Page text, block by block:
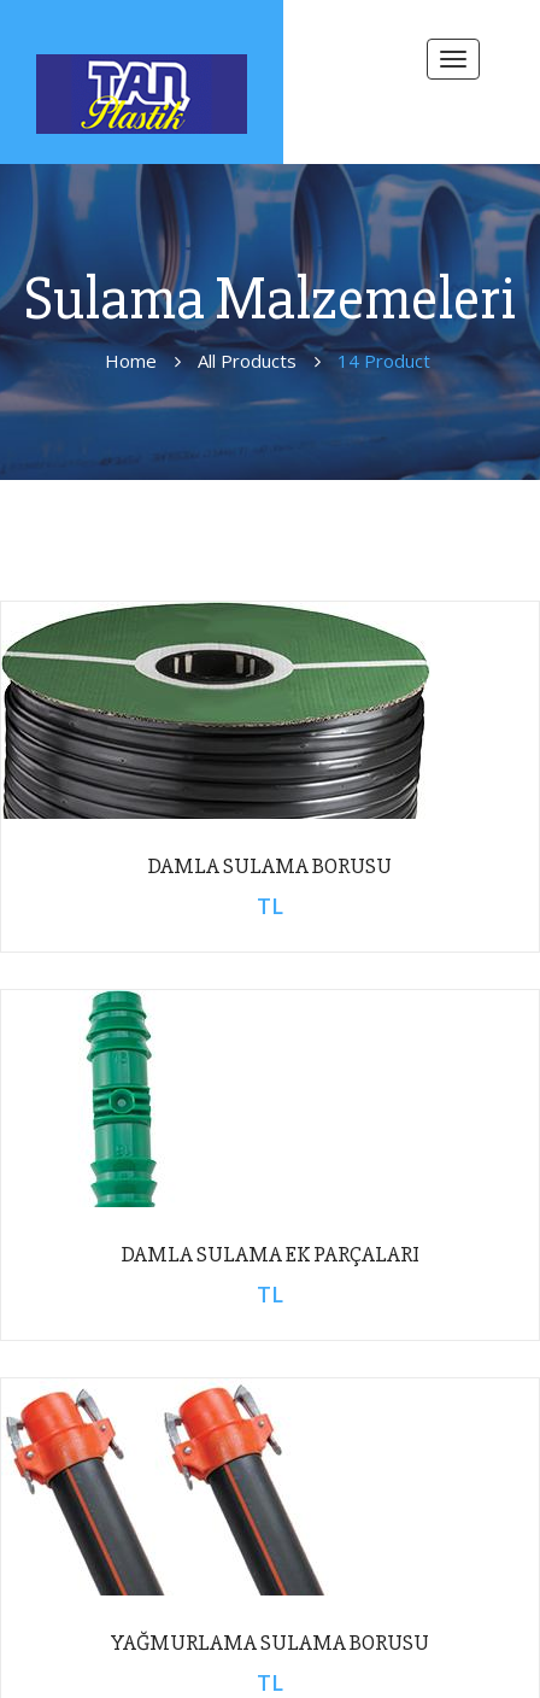
Toggle
Sulama Malzemeleri
Home All Products 14 Product
DAMLA SULAMA BORUSU
TL
DAMLA SULAMA EK PARÇALARI
TL
YAĞMURLAMA SULAMA BORUSU
TL